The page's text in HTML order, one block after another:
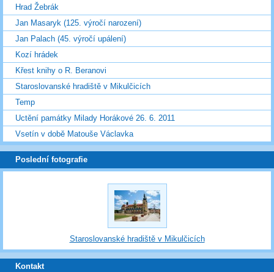
Hrad Žebrák
Jan Masaryk (125. výročí narození)
Jan Palach (45. výročí upálení)
Kozí hrádek
Křest knihy o R. Beranovi
Staroslovanské hradiště v Mikulčicích
Temp
Uctění památky Milady Horákové 26. 6. 2011
Vsetín v době Matouše Václavka
Poslední fotografie
Staroslovanské hradiště v Mikulčicích
Kontakt